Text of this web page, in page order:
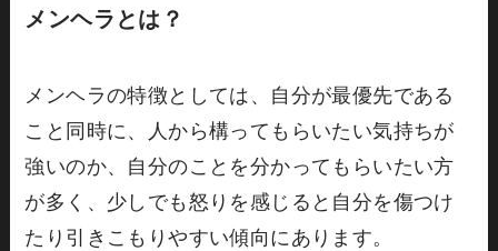
メンヘラとは？
メンヘラの特徴としては、自分が最優先である
こと同時に、人から構ってもらいたい気持ちが
強いのか、自分のことを分かってもらいたい方
が多く、少しでも怒りを感じると自分を傷つけ
たり引きこもりやすい傾向にあります。